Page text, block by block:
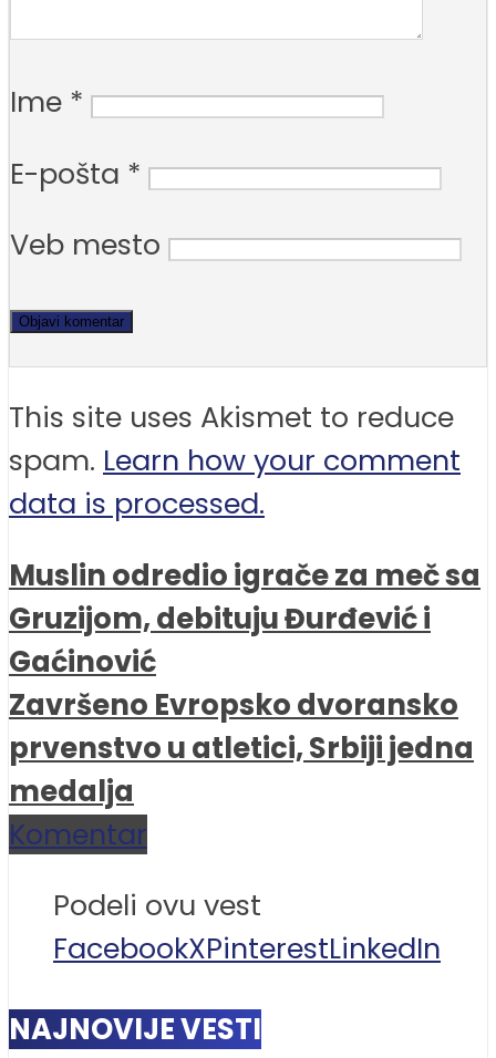
Ime *
E-pošta *
Veb mesto
This site uses Akismet to reduce
spam. Learn how your comment
data is processed.
Muslin odredio igrače za meč sa
Gruzijom, debituju Đurđević i
Gaćinović
Završeno Evropsko dvoransko
prvenstvo u atletici, Srbiji jedna
medalja
Komentar
Podeli ovu vest
FacebookXPinterestLinkedIn
NAJNOVIJE VESTI